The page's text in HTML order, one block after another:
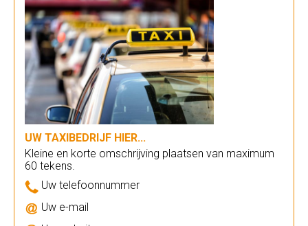
UW TAXIBEDRIJF HIER...
Kleine en korte omschrijving plaatsen van maximum
60 tekens.
Uw telefoonnummer
Uw e-mail